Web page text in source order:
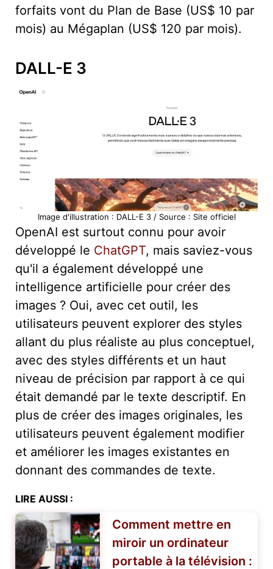
forfaits vont du Plan de Base (US$ 10 par
mois) au Mégaplan (US$ 120 par mois).
DALL-E 3
Image d'illustration : DALL-E 3 / Source : Site officiel
OpenAI est surtout connu pour avoir
développé le ChatGPT, mais saviez-vous
qu'il a également développé une
intelligence artificielle pour créer des
images ? Oui, avec cet outil, les
utilisateurs peuvent explorer des styles
allant du plus réaliste au plus conceptuel,
avec des styles différents et un haut
niveau de précision par rapport à ce qui
était demandé par le texte descriptif. En
plus de créer des images originales, les
utilisateurs peuvent également modifier
et améliorer les images existantes en
donnant des commandes de texte.
LIRE AUSSI :
Comment mettre en
miroir un ordinateur
portable à la télévision :